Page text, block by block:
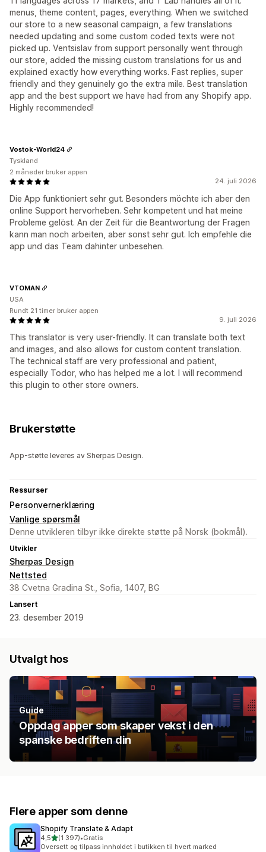
menus, theme content, pages, everything. When we switched
our store to a new seasonal campaign, a few translations
needed updating and some custom coded texts were not
picked up. Ventsislav from support personally went through
our store, added the missing custom translations for us and
explained exactly how everything works. Fast replies, super
friendly and they genuinely go the extra mile. Best translation
app and the best support we have had from any Shopify app.
Highly recommended!
24. juli 2026
Die App funktioniert sehr gut. Besonders möchte ich aber den
online Support hervorheben. Sehr kompetent und hat meine
Probleme gelöst. An der Zeit für die Beantwortung der Fragen
kann man noch arbeiten, aber sonst sehr gut. Ich empfehle die
app und das Team dahinter unbesehen.
Vostok-World24
Tyskland
2 måneder bruker appen
9. juli 2026
This translator is very user-friendly. It can translate both text
and images, and also allows for custom content translation.
The technical staff are very professional and patient,
especially Todor, who has helped me a lot. I will recommend
this plugin to other store owners.
VTOMAN
USA
Rundt 21 timer bruker appen
Brukerstøtte
App-støtte leveres av Sherpas Design.
Ressurser
Personvernerklæring
Vanlige spørsmål
Denne utvikleren tilbyr ikke direkte støtte på Norsk (bokmål).
Utvikler
Sherpas Design
Nettsted
38 Cvetna Gradina St., Sofia, 1407, BG
Lansert
23. desember 2019
Utvalgt hos
Guide
Oppdag apper som skaper vekst i den
spanske bedriften din
Flere apper som denne
Shopify Translate & Adapt
4,5av 5 stjerner
(1 397)
Totalt 1397 omtaler
•Gratis
Oversett og tilpass innholdet i butikken til hvert marked